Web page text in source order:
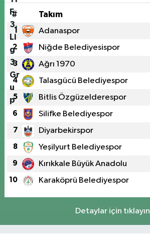
# Takım
1 Adanaspor
2 Niğde Belediyesispor
3 Ağrı 1970
4 Talasgücü Belediyespor
5 Bitlis Özgüzelderespor
6 Silifke Belediyespor
7 Diyarbekirspor
8 Yeşilyurt Belediyespor
9 Kırıkkale Büyük Anadolu
10 Karaköprü Belediyespor
Detaylar için tıklayın